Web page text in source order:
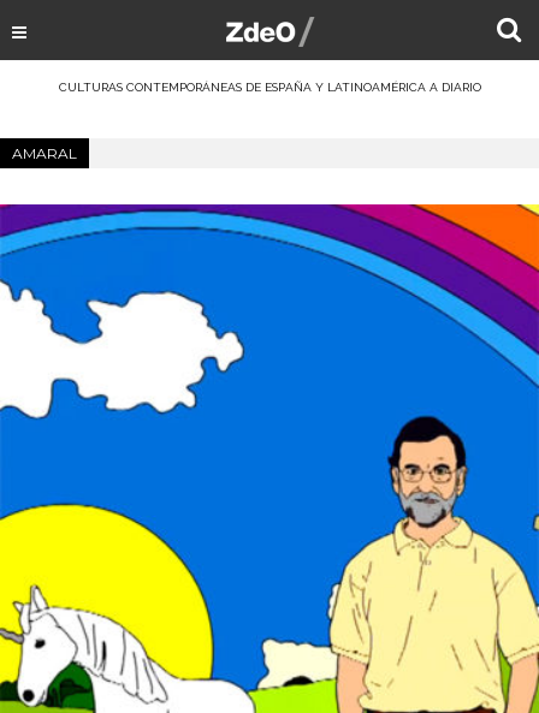
CULTURAS CONTEMPORÁNEAS DE ESPAÑA Y LATINOAMÉRICA A DIARIO
AMARAL